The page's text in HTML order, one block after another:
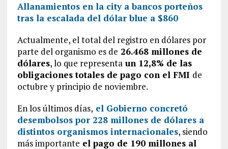
Allanamientos en la city a bancos porteños
tras la escalada del dólar blue a $860
Actualmente, el total del registro en dólares por
parte del organismo es de 26.468 millones de
dólares, lo que representaun 12,8% de las
obligaciones totales de pago con el FMI de
octubre y principio de noviembre.
En los últimos días, el Gobierno concretó
desembolsos por 228 millones de dólares a
distintos organismos internacionales, siendo
más importante el pago de 190 millones al